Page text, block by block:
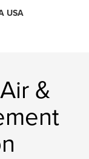
USA
&